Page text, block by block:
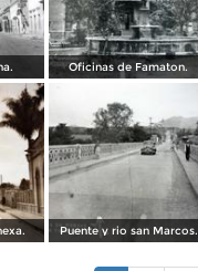
Oficinas de Famaton.
Puente y rio san Marcos.